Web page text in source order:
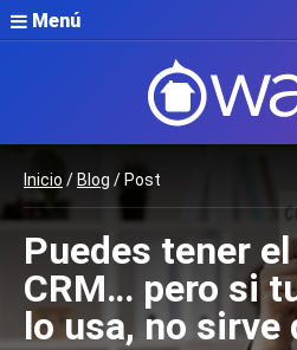
Menú
Inicio / Blog / Post
Puedes tener
CRM… pero si
lo usa, no sirve